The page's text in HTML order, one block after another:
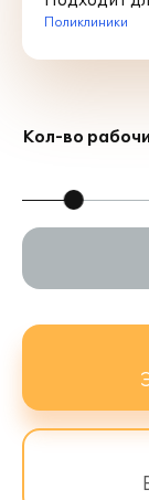
Поликлиники
Кол-во